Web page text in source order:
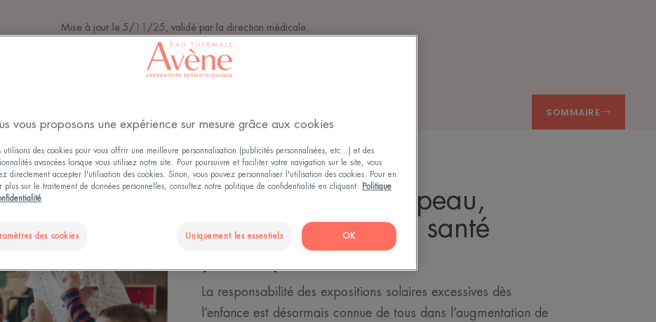
Mise à jour le 5/11/25 , validé par la direction médicale.
Protéger sa peau du soleil
SOMMAIRE
Les cancers de la peau,
véritable enjeu de santé
publique
La responsabilité des expositions solaires excessives dès
l’enfance est désormais connue de tous dans l’augmentation de
vous proposons une expérience sur mesure grâce aux cookies
utilisons des cookies pour vous offrir une meilleure personnalisation (publicités personnalisées, etc...) et des
avancées lorsque vous utilisez notre site. Pour poursuivre et faciliter votre navigation sur le site, vous
directement accepter l'utilisation des cookies. Sinon, vous pouvez personnaliser l'utilisation des cookies. Pour en
plus sur le traitement de données personnelles, consultez notre politique de confidentialité en cliquant:
Politique
des cookies Uniquement les essentiels OK